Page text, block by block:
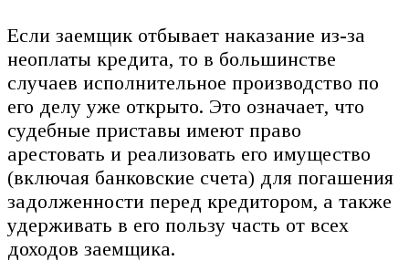
Если заемщик отбывает наказание из-за
неоплаты кредита, то в большинстве
случаев исполнительное производство по
его делу уже открыто. Это означает, что
судебные приставы имеют право
арестовать и реализовать его имущество
(включая банковские счета) для погашения
задолженности перед кредитором, а также
удерживать в его пользу часть от всех
доходов заемщика.